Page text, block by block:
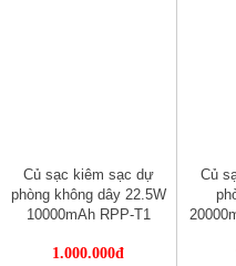
Củ sạc kiêm sạc dự
phòng không dây 22.5W
10000mAh RPP-T1
1.000.000đ
Củ